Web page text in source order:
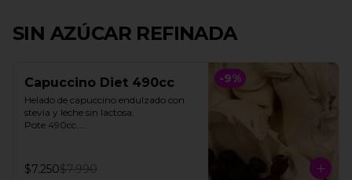
SIN AZÚCAR REFINADA
-9%
Capuccino Diet 490cc
Helado de capuccino endulzado con
stevia y leche sin lactosa.
Pote 490cc.
$7.250$7.990